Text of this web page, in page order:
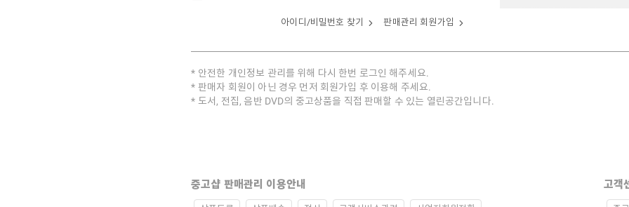
아이디/비밀번호 찾기 판매관리 회원가입
안전한 개인정보 관리를 위해 다시 한번 로그인 해주세요.
판매자 회원이 아닌 경우 먼저 회원가입 후 이용해 주세요.
도서, 전집, 음반 DVD의 중고상품을 직접 판매할 수 있는 열린공간입니다.
중고샵 판매관리 이용안내 고객